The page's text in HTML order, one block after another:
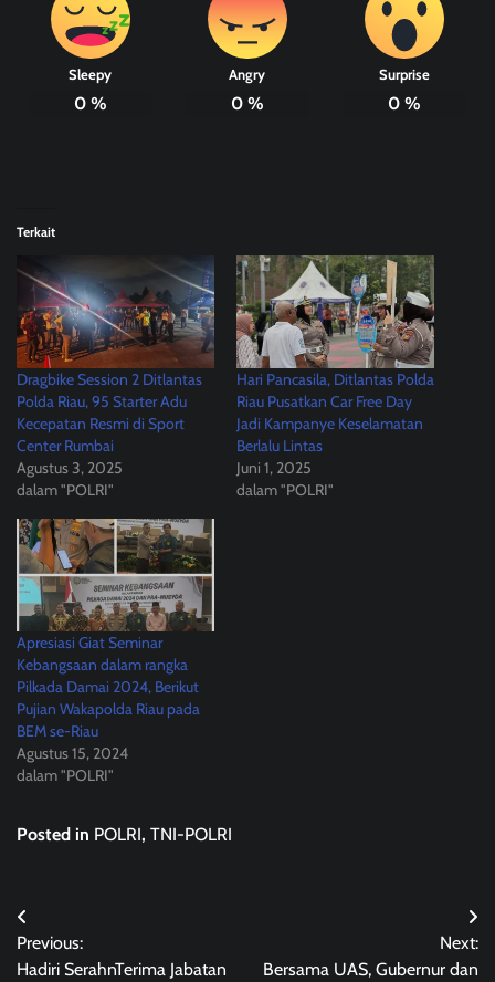
Sleepy
0%
Angry
0%
Surprise
0%
Terkait
Dragbike Session 2 Ditlantas
Polda Riau, 95 Starter Adu
Kecepatan Resmi di Sport
Center Rumbai
Agustus 3, 2025
dalam "POLRI"
Hari Pancasila, Ditlantas Polda
Riau Pusatkan Car Free Day
Jadi Kampanye Keselamatan
Berlalu Lintas
Juni 1, 2025
dalam "POLRI"
Apresiasi Giat Seminar
Kebangsaan dalam rangka
Pilkada Damai 2024, Berikut
Pujian Wakapolda Riau pada
BEM se-Riau
Agustus 15, 2024
dalam "POLRI"
Posted in POLRI, TNI-POLRI
Navigasi
pos
Previous:
Hadiri SerahnTerima Jabatan
Next:
Bersama UAS, Gubernur dan